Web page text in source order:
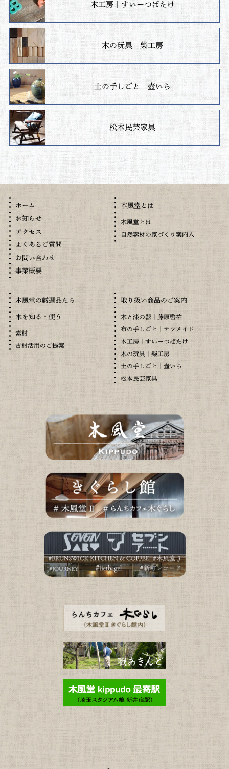
木工房｜すいーつばたけ
木の玩具｜柴工房
土の手しごと｜壺いち
松本民芸家具
ホーム
お知らせ
アクセス
よくあるご質問
お問い合わせ
事業概要
木風堂とは
木風堂とは
自然素材の家づくり案内人
木風堂の厳選品たち
木を知る・使う
素材
古材活用のご提案
取り扱い商品のご案内
木と漆の器｜藤原啓祐
布の手しごと｜テラメイド
木工房｜すいーつばたけ
木の玩具｜柴工房
土の手しごと｜壺いち
松本民芸家具